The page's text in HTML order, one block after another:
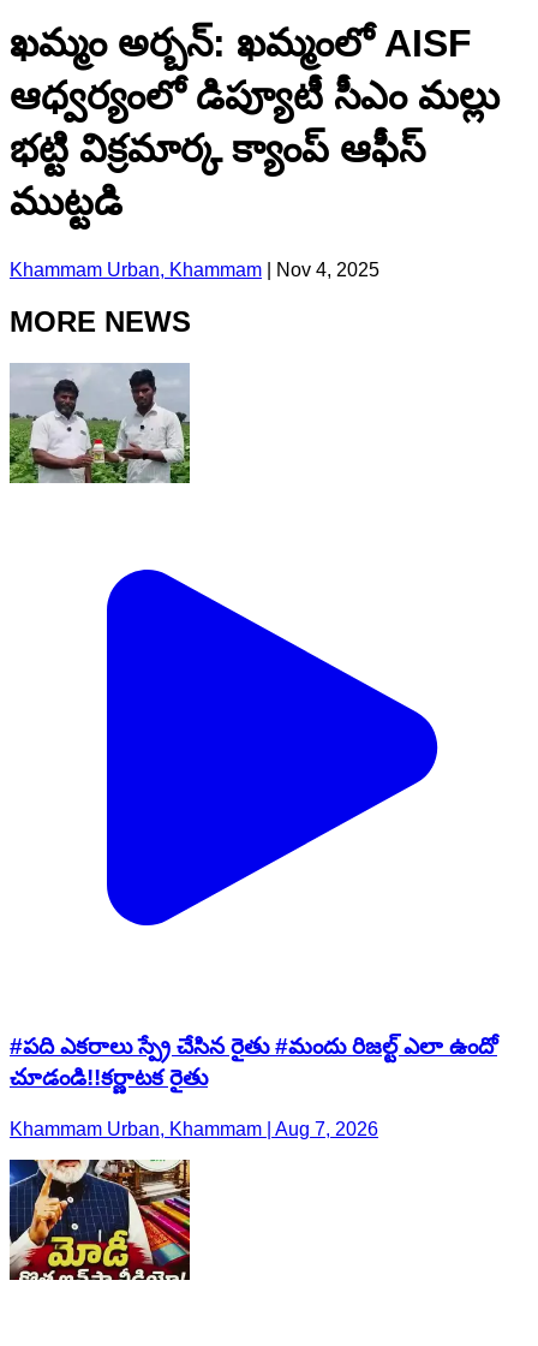
ఖమ్మం అర్బన్: ఖమ్మంలో AISF
ఆధ్వర్యంలో డిప్యూటీ సీఎం మల్లు
భట్టి విక్రమార్క క్యాంప్ ఆఫీస్
ముట్టడి
Khammam Urban, Khammam Nov 4, 2025
MORE NEWS
#పది ఎకరాలు స్ప్రే చేసిన రైతు #మందు రిజల్ట్ ఎలా ఉందో
చూడండి!!కర్ణాటక రైతు
Khammam Urban, Khammam | Aug 7, 2026